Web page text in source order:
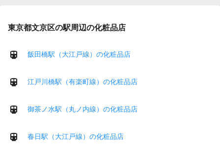
東京都文京区の駅周辺の化粧品店
飯田橋駅（大江戸線）の化粧品店
江戸川橋駅（有楽町線）の化粧品店
御茶ノ水駅（丸ノ内線）の化粧品店
春日駅（大江戸線）の化粧品店